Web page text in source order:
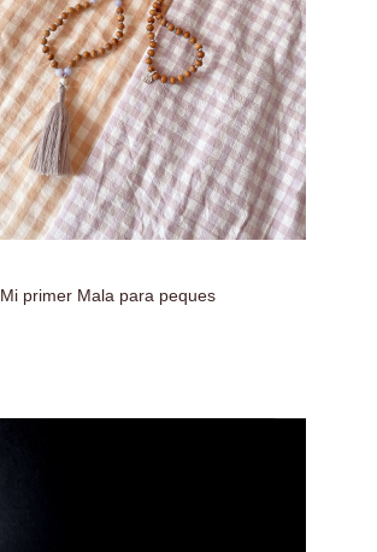
Mi primer Mala para peques